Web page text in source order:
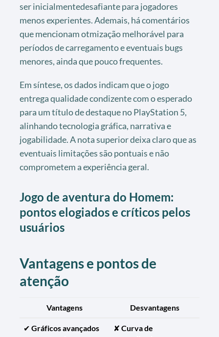
ser inicialmentedesafiante para jogadores
menos experientes. Ademais, há comentários
que mencionam otmização melhorável para
períodos de carregamento e eventuais bugs
menores, ainda que pouco frequentes.
Em síntese, os dados indicam que o jogo
entrega qualidade condizente com o esperado
para um título de destaque no PlayStation 5,
alinhando tecnologia gráfica, narrativa e
jogabilidade. A nota superior deixa claro que as
eventuais limitações são pontuais e não
comprometem a experiência geral.
Jogo de aventura do Homem:
pontos elogiados e críticos pelos
usuários
Vantagens e pontos de
atenção
Vantagens Desvantagens
✔ Gráficos avançados
✘ Curva de